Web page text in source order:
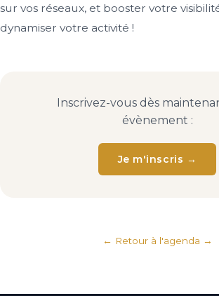
sur vos réseaux, et booster votre
dynamiser votre activité !
Inscrivez-vous dès
évènement :
Je m'inscris →
← Retour à l'agenda